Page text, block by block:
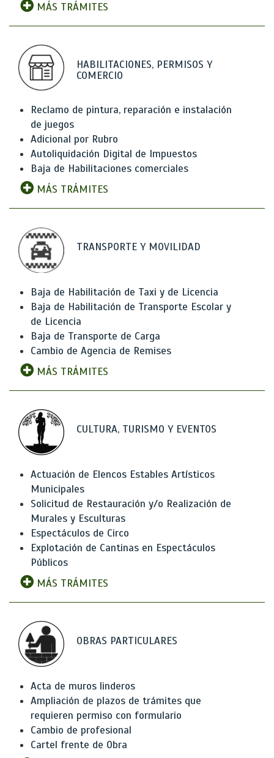
MÁS TRÁMITES
HABILITACIONES, PERMISOS Y
COMERCIO
Reclamo de pintura, reparación e instalación
de juegos
Adicional por Rubro
Autoliquidación Digital de Impuestos
Baja de Habilitaciones comerciales
MÁS TRÁMITES
TRANSPORTE Y MOVILIDAD
Baja de Habilitación de Taxi y de Licencia
Baja de Habilitación de Transporte Escolar y
de Licencia
Baja de Transporte de Carga
Cambio de Agencia de Remises
MÁS TRÁMITES
CULTURA, TURISMO Y EVENTOS
Actuación de Elencos Estables Artísticos
Municipales
Solicitud de Restauración y/o Realización de
Murales y Esculturas
Espectáculos de Circo
Explotación de Cantinas en Espectáculos
Públicos
MÁS TRÁMITES
OBRAS PARTICULARES
Acta de muros linderos
Ampliación de plazos de trámites que
requieren permiso con formulario
Cambio de profesional
Cartel frente de Obra